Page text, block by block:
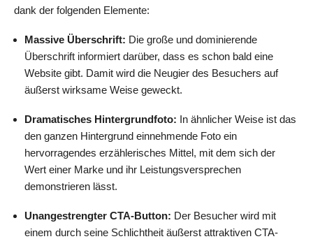
dank der folgenden Elemente:
Massive Überschrift: Die große und dominierende
Überschrift informiert darüber, dass es schon bald eine
Website gibt. Damit wird die Neugier des Besuchers auf
äußerst wirksame Weise geweckt.
Dramatisches Hintergrundfoto: In ähnlicher Weise ist das
den ganzen Hintergrund einnehmende Foto ein
hervorragendes erzählerisches Mittel, mit dem sich der
Wert einer Marke und ihr Leistungsversprechen
demonstrieren lässt.
Unangestrengter CTA-Button: Der Besucher wird mit
einem durch seine Schlichtheit äußerst attraktiven CTA-